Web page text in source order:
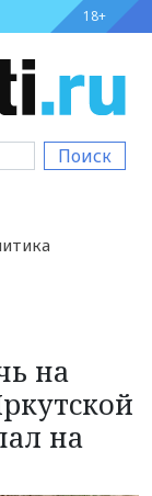
18+
Поиск
на
на